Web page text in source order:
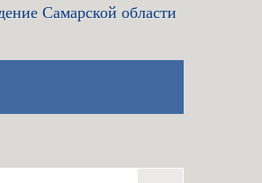
Самарской области